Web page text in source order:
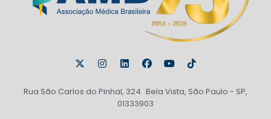
Rua São Carlos do Pinhal, 324 Bela Vista, São Paulo - SP,
01333903